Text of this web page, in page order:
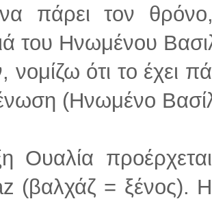
πάρει τον
του Ηνωμένου
νομίζω ότι το έχει
(Ηνωμένο
Ουαλία
(βαλχάζ = ξένος). Η